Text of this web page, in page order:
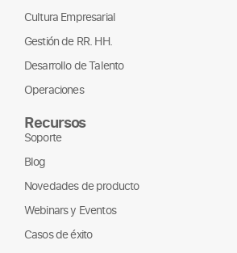
Cultura Empresarial
Gestión de RR. HH.
Desarrollo de Talento
Operaciones
Recursos
Soporte
Blog
Novedades de producto
Webinars y Eventos
Casos de éxito